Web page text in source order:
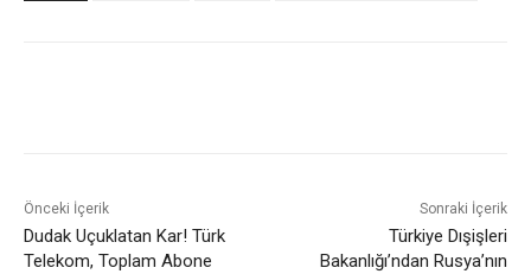
Önceki İçerik
Dudak Uçuklatan Kar! Türk
Telekom, Toplam Abone
Sonraki İçerik
Türkiye Dışişleri
Bakanlığı’ndan Rusya’nın